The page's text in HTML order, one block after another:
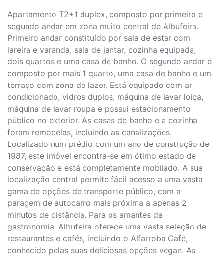
Apartamento T2+1 duplex, composto por primeiro e
segundo andar em zona muito central de Albufeira.
Primeiro andar constituído por sala de estar com
lareira e varanda, sala de jantar, cozinha equipada,
dois quartos e uma casa de banho. O segundo andar é
composto por mais 1 quarto, uma casa de banho e um
terraço com zona de lazer. Está equipado com ar
condicionado, vidros duplos, máquina de lavar loiça,
máquina de lavar roupa e possui estacionamento
público no exterior. As casas de banho e a cozinha
foram remodelas, incluindo as canalizações.
Localizado num prédio com um ano de construção de
1987, este imóvel encontra-se em ótimo estado de
conservação e está completamente mobilado. A sua
localização central permite fácil acesso a uma vasta
gama de opções de transporte público, com a
paragem de autocarro mais próxima a apenas 2
minutos de distância. Para os amantes da
gastronomia, Albufeira oferece uma vasta seleção de
restaurantes e cafés, incluindo o Alfarroba Café,
conhecido pelas suas deliciosas opções vegan. As